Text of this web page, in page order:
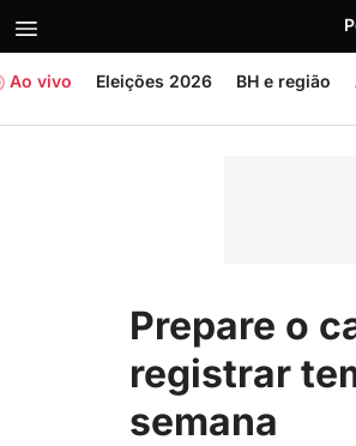
Ao vivo Eleições 2026 BH e região
Prepare o
registrar
semana